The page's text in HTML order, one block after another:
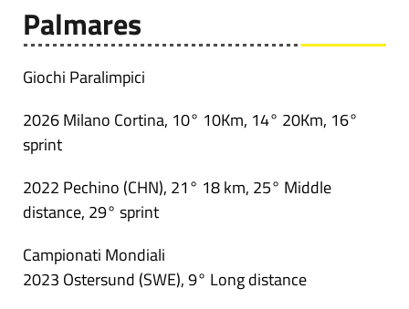
Palmares
Giochi Paralimpici
2026 Milano Cortina, 10° 10Km, 14° 20Km, 16°
sprint
2022 Pechino (CHN), 21° 18 km, 25° Middle
distance, 29° sprint
Campionati Mondiali
2023 Ostersund (SWE), 9° Long distance